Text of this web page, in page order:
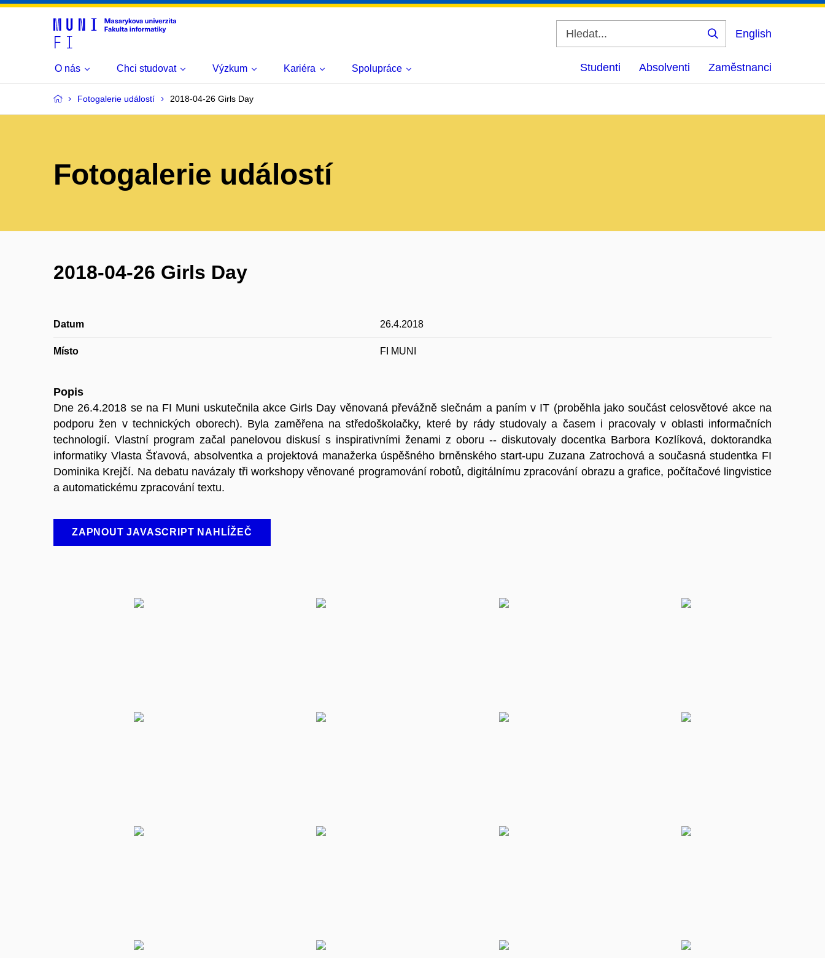
Vyhledat
English
O nás Chci studovat Výzkum Kariéra Spolupráce Studenti Absolventi Zaměstnanci
Fotogalerie událostí 2018-04-26 Girls Day
Fotogalerie událostí
2018-04-26 Girls Day
Datum 26.4.2018
Místo FI MUNI
Popis
Dne 26.4.2018 se na FI Muni uskutečnila akce Girls Day věnovaná převážně slečnám a paním v IT (proběhla jako součást celosvětové akce na
podporu žen v technických oborech). Byla zaměřena na středoškolačky, které by rády studovaly a časem i pracovaly v oblasti informačních
technologií. Vlastní program začal panelovou diskusí s inspirativními ženami z oboru -- diskutovaly docentka Barbora Kozlíková, doktorandka
informatiky Vlasta Šťavová, absolventka a projektová manažerka úspěšného brněnského start-upu Zuzana Zatrochová a současná studentka FI
Dominika Krejčí. Na debatu navázaly tři workshopy věnované programování robotů, digitálnímu zpracování obrazu a grafice, počítačové lingvistice
a automatickému zpracování textu.
ZAPNOUT JAVASCRIPT NAHLÍŽEČ